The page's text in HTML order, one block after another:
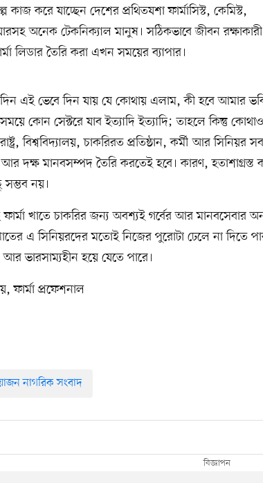
করে যাচ্ছেন দেশের প্রথিতযশা ফার্মাসিস্ট, কেমিস্ট,
অনেক টেকনিক্যাল মানুষ। সঠিকভাবে জীবন
লিডার তৈরি করা এখন সময়ের ব্যাপার।
এই ভেবে দিন যায় যে কোথায় এলাম, কী হবে আমার
কোন সেক্টরে যাব ইত্যাদি ইত্যাদি; তাহলে কিন্তু
বিশ্ববিদ্যালয়, চাকরিরত প্রতিষ্ঠান, কর্মী আর সিনিয়র
আর দক্ষ মানবসম্পদ তৈরি করতেই হবে। কারণ, হতাশাগ্রস্ত
সম্ভব নয়।
ফার্মা খাতে চাকরির জন্য অবশ্যই গর্বের আর মানবসেবার
এ সিনিয়রদের মতোই নিজের পুরোটা ঢেলে না দিতে
ভারসাম্যহীন হয়ে যেতে পারে।
প্রফেশনাল
নাগরিক সংবাদ